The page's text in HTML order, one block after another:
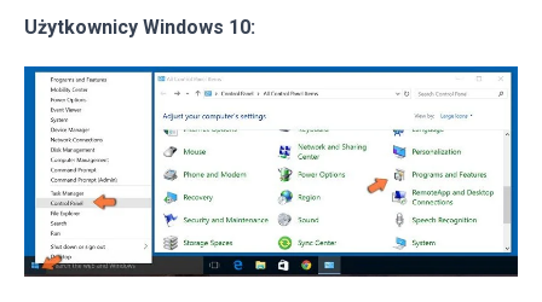
Użytkownicy Windows 10: